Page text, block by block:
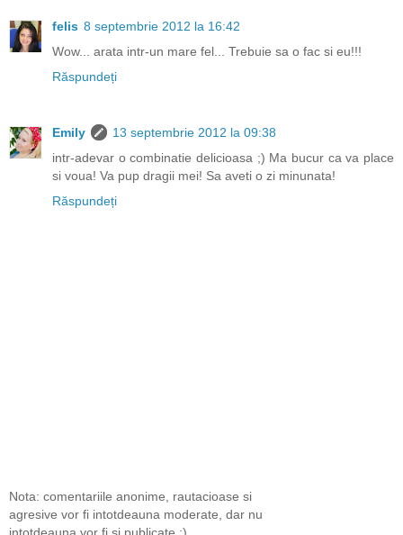
felis 8 septembrie 2012 la 16:42
Wow... arata intr-un mare fel... Trebuie sa o fac si eu!!!
Răspundeți
Emily
13 septembrie 2012 la 09:38
intr-adevar o combinatie delicioasa ;) Ma bucur ca va place
si voua! Va pup dragii mei! Sa aveti o zi minunata!
Răspundeți
Nota: comentariile anonime, rautacioase si
agresive vor fi intotdeauna moderate, dar nu
intotdeauna vor fi si publicate ;)